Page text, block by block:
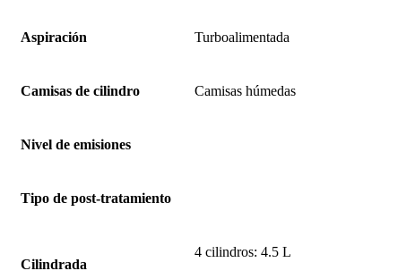
Aspiración Turboalimentada
Camisas de cilindro Camisas húmedas
Nivel de emisiones
Tipo de post-tratamiento
Cilindrada
4 cilindros: 4.5 L